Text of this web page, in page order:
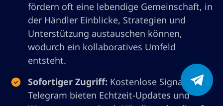
fördern oft eine lebendige Gemeinschaft, in
der Händler Einblicke, Strategien und
Unterstützung austauschen können,
wodurch ein kollaboratives Umfeld
entsteht.
Sofortiger Zugriff: Kostenlose Signale auf
Telegram bieten Echtzeit-Updates und